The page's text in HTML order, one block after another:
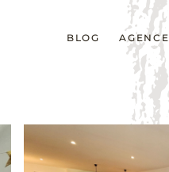
BLOG AGENCE